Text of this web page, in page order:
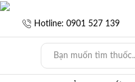
Hotline: 0901 527 139